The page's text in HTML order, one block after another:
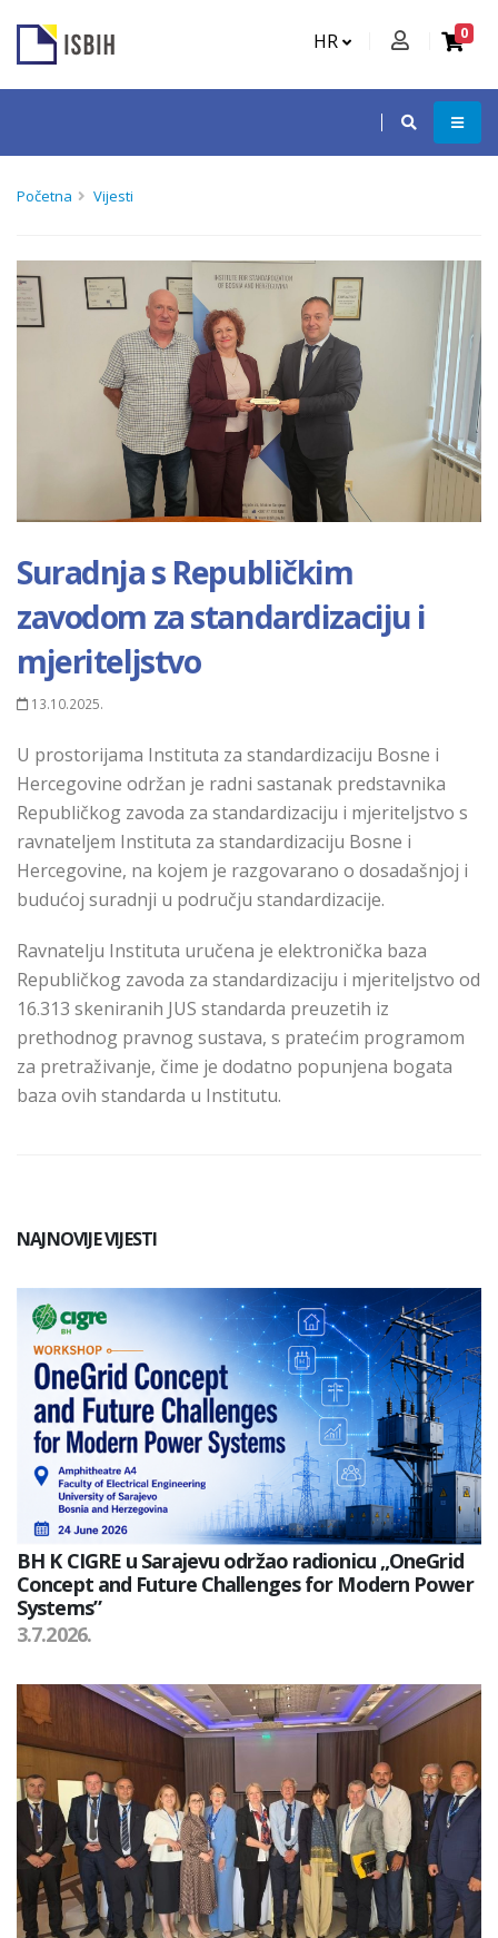
HR 0
Početna Vijesti
Suradnja s Republičkim
zavodom za standardizaciju i
mjeriteljstvo
13.10.2025.
U prostorijama Instituta za standardizaciju Bosne i
Hercegovine održan je radni sastanak predstavnika
Republičkog zavoda za standardizaciju i mjeriteljstvo s
ravnateljem Instituta za standardizaciju Bosne i
Hercegovine, na kojem je razgovarano o dosadašnjoj i
budućoj suradnji u području standardizacije.
Ravnatelju Instituta uručena je elektronička baza
Republičkog zavoda za standardizaciju i mjeriteljstvo od
16.313 skeniranih JUS standarda preuzetih iz
prethodnog pravnog sustava, s pratećim programom
za pretraživanje, čime je dodatno popunjena bogata
baza ovih standarda u Institutu.
NAJNOVIJE VIJESTI
BH K CIGRE u Sarajevu održao radionicu „OneGrid
Concept and Future Challenges for Modern Power
Systems”
3.7.2026.